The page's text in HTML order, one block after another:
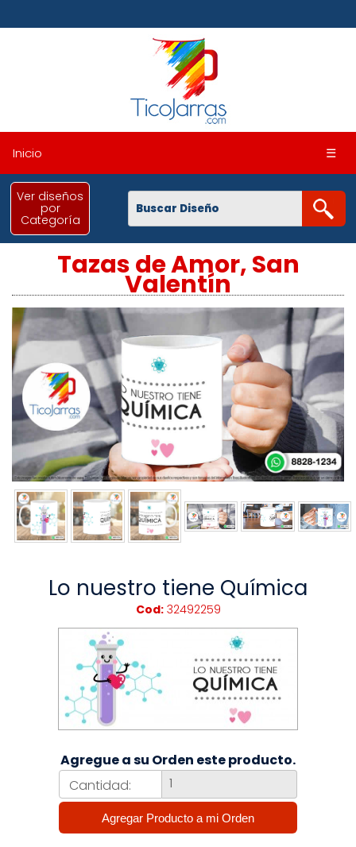
Inicio ☰
Ver diseños
por
Categoría
Tazas de Amor, San
Valentín
Lo nuestro tiene Química
Cod:32492259
Agregue a su Orden este producto.
Cantidad: